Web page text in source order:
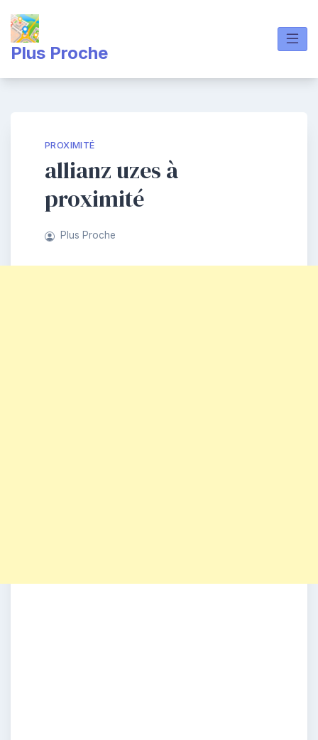
content
Plus Proche
PROXIMITÉ
allianz uzes à
proximité
Plus Proche